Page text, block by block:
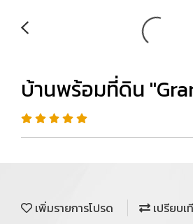
บ้านพร้อมที่ดิน
เพิ่มรายการโปรด
เปรียบเ